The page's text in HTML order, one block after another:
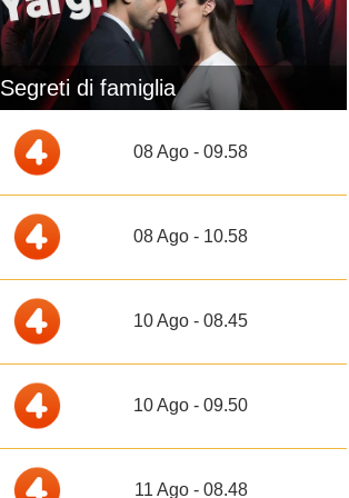
Segreti di famiglia
08 Ago - 09.58
08 Ago - 10.58
10 Ago - 08.45
10 Ago - 09.50
11 Ago - 08.48